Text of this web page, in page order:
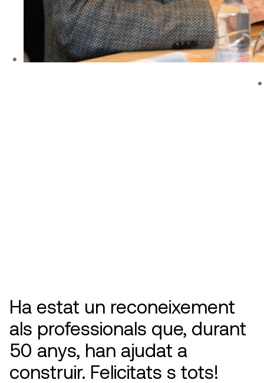
Ha estat un reconeixement
als professionals que, durant
50 anys, han ajudat a
construir. Felicitats s tots!